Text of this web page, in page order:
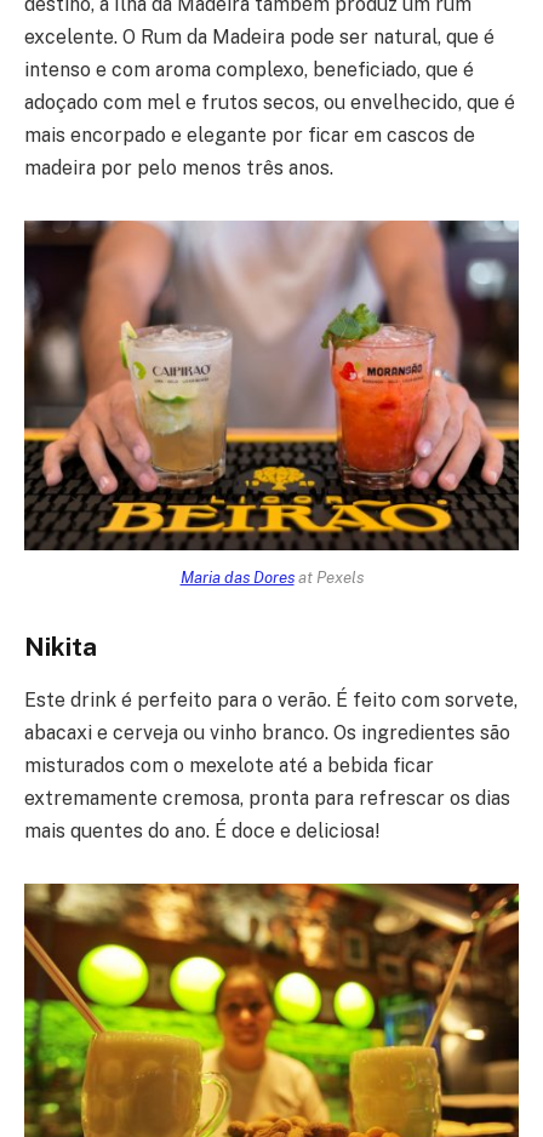
excelente. O Rum da Madeira pode ser natural, que é
intenso e com aroma complexo, beneficiado, que é
adoçado com mel e frutos secos, ou envelhecido, que é
mais encorpado e elegante por ficar em cascos de
madeira por pelo menos três anos.
Maria das Doresat Pexels
Nikita
Este drink é perfeito para o verão. É feito com sorvete,
abacaxi e cerveja ou vinho branco. Os ingredientes são
misturados com o mexelote até a bebida ficar
extremamente cremosa, pronta para refrescar os dias
mais quentes do ano. É doce e deliciosa!